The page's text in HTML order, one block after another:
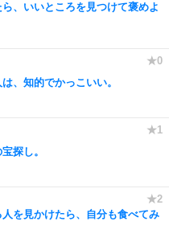
、いいところを見つけて褒めよ
、知的でかっこいい。
探し。
を見かけたら、自分も食べてみ